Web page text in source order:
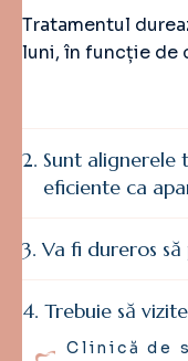
Tratamentul
luni, în funcție de
Sunt alignerele
eficiente ca
Va fi dureros
Trebuie să
Clinică de